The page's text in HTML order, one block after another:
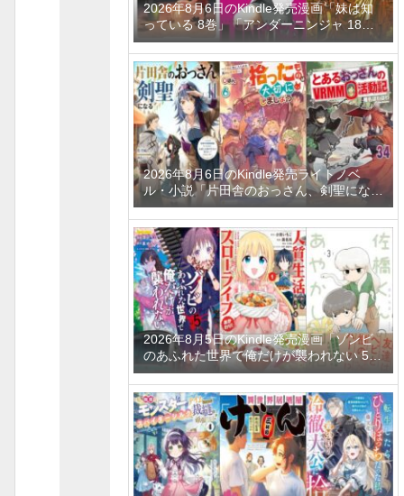
2026年8月6日のKindle発売漫画「妹は知
っている 8巻」「アンダーニンジャ 18
巻」「平成敗残兵すみれちゃん 11巻」な
ど
2026年8月6日のKindle発売ライトノベ
ル・小説「片田舎のおっさん、剣聖になる
11 ～ただの田舎の剣術師範だったのに、
大成した弟子たちが俺を放ってくれない件
～」「拾ったものは大切にしましょう ～
子狼に気に入られた男の転移物語～ 6巻」
「とあるおっさんのVRMMO活動記 34
巻」など
2026年8月5日のKindle発売漫画「ゾンビ
のあふれた世界で俺だけが襲われない 5
巻」「人質生活から始めるスローライフ
おかわり！ 1巻」「佐橋くんのあやかし日
和 3巻」など